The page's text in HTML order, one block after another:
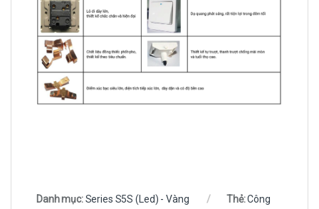
Danh mục:Series S5S (Led) - Vàng Thẻ:Công